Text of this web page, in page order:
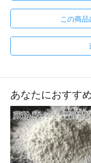
この商
あなたにおすす